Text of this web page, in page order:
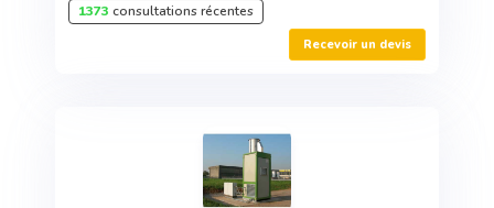
1373 consultations récentes
Recevoir un devis